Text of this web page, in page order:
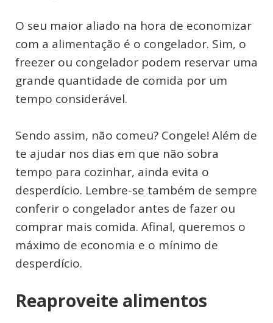
O seu maior aliado na hora de economizar
com a alimentação é o congelador. Sim, o
freezer ou congelador podem reservar uma
grande quantidade de comida por um
tempo considerável.
Sendo assim, não comeu? Congele! Além de
te ajudar nos dias em que não sobra
tempo para cozinhar, ainda evita o
desperdício. Lembre-se também de sempre
conferir o congelador antes de fazer ou
comprar mais comida. Afinal, queremos o
máximo de economia e o mínimo de
desperdício.
Reaproveite alimentos